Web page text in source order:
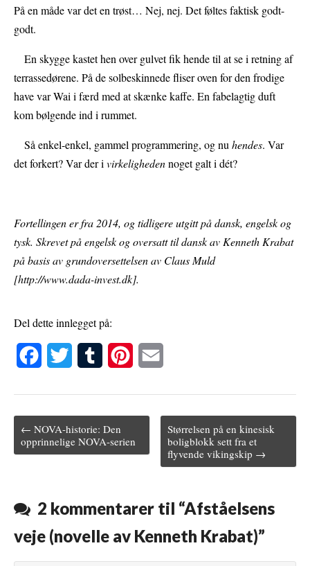
På en måde var det en trøst… Nej, nej. Det føltes faktisk godt-
godt.
En skygge kastet hen over gulvet fik hende til at se i retning af
terrassedørene. På de solbeskinnede fliser oven for den frodige
have var Wai i færd med at skænke kaffe. En fabelagtig duft
kom bølgende ind i rummet.
Så enkel-enkel, gammel programmering, og nuhendes. Var
det forkert? Var der ivirkelighedennoget galt i dét?
Fortellingen er fra 2014, og tidligere utgitt på dansk, engelsk og
tysk. Skrevet på engelsk og oversatt til dansk av Kenneth Krabat
på basis av grundoversettelsen av Claus Muld
[http://www.dada-invest.dk].
Del dette innlegget på:
e
b
o
k
t
t
r
b
l
e
e
s
Post navigation
← NOVA-historie: Den
opprinnelige NOVA-serien
Størrelsen på en kinesisk
boligblokk sett fra et
flyvende vikingskip →
2 kommentarer til “Afståelsens
veje (novelle av Kenneth Krabat)”